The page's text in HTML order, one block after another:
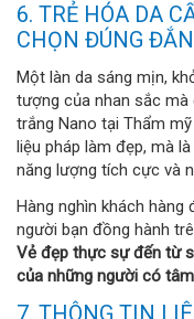
6. TRẺ HÓA DA
CHỌN ĐÚNG
Một làn da sáng mịn,
tượng của nhan sắc
trắng Nano tại Thẩm
liệu pháp làm đẹp, mà là
năng lượng tích cực và
Hàng nghìn khách
người bạn đồng hành
Vẻ đẹp thực sự đến từ
của những người có